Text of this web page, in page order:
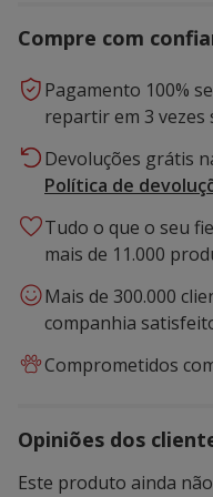
Compre com
Pagamento 100%
repartir em 3 vezes
Devoluções grátis
Política de
Tudo o que o seu
mais de 11.000
Mais de 300.000
companhia
Comprometidos
Opiniões dos
Este produto ainda